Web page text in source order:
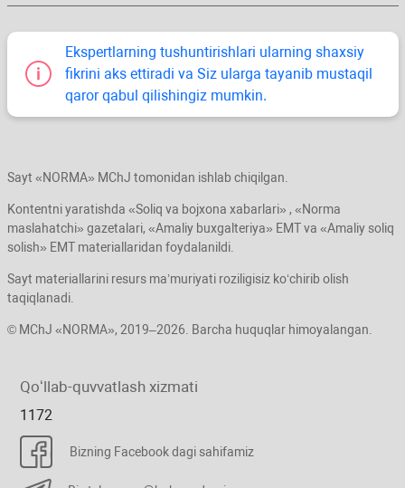
Ekspertlarning tushuntirishlari ularning shaхsiy
fikrini aks ettiradi va Siz ularga tayanib mustaqil
qaror qabul qilishingiz mumkin.
Sayt «NORMA» MChJ tomonidan ishlab chiqilgan.
Kontentni yaratishda «Soliq va bojхona хabarlari» , «Norma
maslahatchi» gazetalari, «Amaliy buхgalteriya» EMT va «Amaliy soliq
solish» EMT materiallaridan foydalanildi.
Sayt materiallarini resurs ma’muriyati roziligisiz koʻchirib olish
taqiqlanadi.
© MChJ «NORMA», 2019–2026. Barcha huquqlar himoyalangan.
Qoʻllab-quvvatlash хizmati
1172
Bizning Facebook dagi sahifamiz